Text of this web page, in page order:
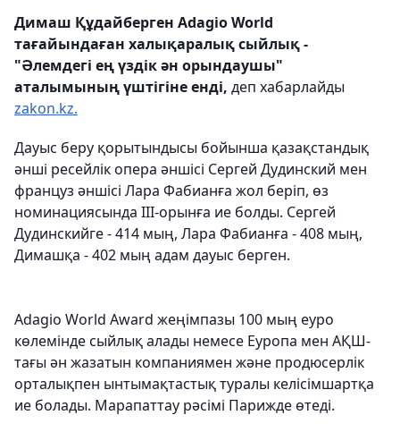
Димаш Құдайберген Adagio World
тағайындаған халықаралық сыйлық -
"Әлемдегі ең үздік ән орындаушы"
аталымының үштігіне енді, деп хабарлайды
zakon.kz.
Дауыс беру қорытындысы бойынша қазақстандық
әнші ресейлік опера әншісі Сергей Дудинский мен
француз әншісі Лара Фабианға жол беріп, өз
номинациясында ІІІ-орынға ие болды. Сергей
Дудинскийге - 414 мың, Лара Фабианға - 408 мың,
Димашқа - 402 мың адам дауыс берген.
Adagio World Award жеңімпазы 100 мың еуро
көлемінде сыйлық алады немесе Еуропа мен АҚШ-
тағы ән жазатын компаниямен және продюсерлік
орталықпен ынтымақтастық туралы келісімшартқа
ие болады. Марапаттау рәсімі Парижде өтеді.